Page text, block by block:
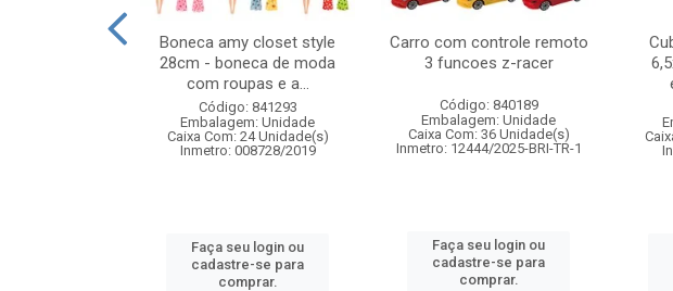
Boneca amy closet style
28cm - boneca de moda
com roupas e a...
Código: 841293
Embalagem: Unidade
Caixa Com: 24 Unidade(s)
Inmetro: 008728/2019
Faça seu login ou
cadastre-se para
comprar.
Carro com controle remoto
3 funcoes z-racer
Código: 840189
Embalagem: Unidade
Caixa Com: 36 Unidade(s)
Inmetro: 12444/2025-BRI-TR-1
Faça seu login ou
cadastre-se para
comprar.